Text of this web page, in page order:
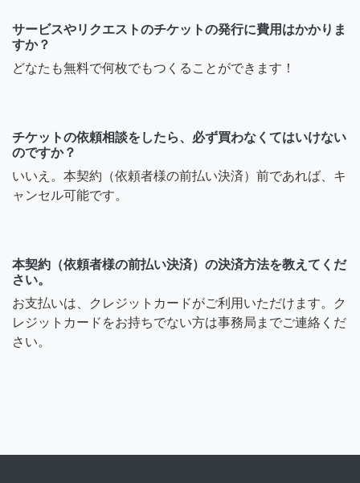
サービスやリクエストのチケットの発行に費用はかかりま
すか？
どなたも無料で何枚でもつくることができます！
チケットの依頼相談をしたら、必ず買わなくてはいけない
のですか？
いいえ。本契約（依頼者様の前払い決済）前であれば、キ
ャンセル可能です。
本契約（依頼者様の前払い決済）の決済方法を教えてくだ
さい。
お支払いは、クレジットカードがご利用いただけます。ク
レジットカードをお持ちでない方は事務局までご連絡くだ
さい。